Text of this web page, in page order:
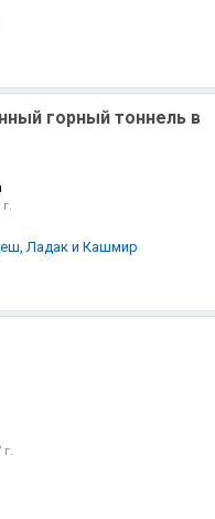
горный тоннель в
Ладак и Кашмир